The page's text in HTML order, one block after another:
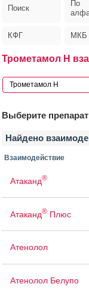
Поиск
По
КФГ МКБ
Трометамол Н
Выберите
Найдено
Взаимодействие
Атаканд®
Атаканд®Плюс
Атенолол
Атенолол Белупо